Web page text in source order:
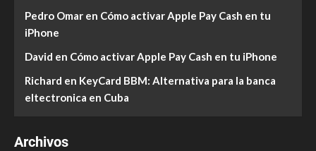
Pedro Omar en Cómo activar Apple Pay Cash en tu
iPhone
David en Cómo activar Apple Pay Cash en tu iPhone
Richard en KeyCard BBM: Alternativa para la banca
eltectronica en Cuba
Archivos